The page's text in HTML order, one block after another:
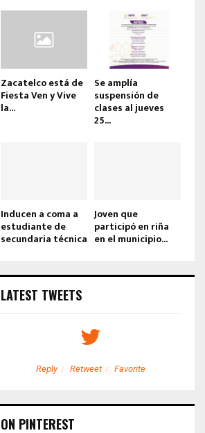
Zacatelco está de
Fiesta Ven y Vive
la...
Se amplía
suspensión de
clases al jueves
25...
Inducen a coma a
estudiante de
secundaria técnica
Joven que
participó en riña
en el municipio...
LATEST TWEETS
Reply Retweet Favorite
ON PINTEREST